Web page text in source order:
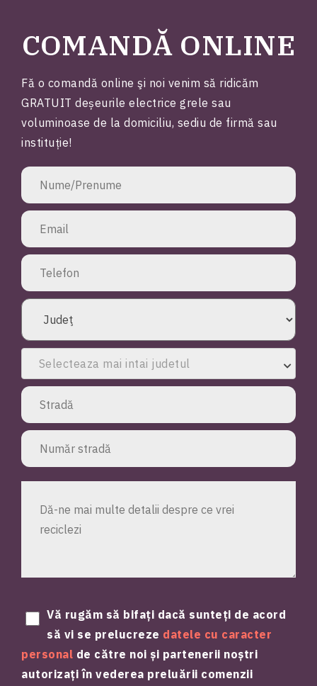
COMANDĂ ONLINE
Fă o comandă online şi noi venim să ridicăm
GRATUIT deșeurile electrice grele sau
voluminoase de la domiciliu, sediu de firmă sau
instituție!
Selecteaza mai intai judetul
Vă rugăm să bifați dacă sunteți de acord
să vi se prelucreze datele cu caracter
personal de către noi și partenerii noștri
autorizați în vederea preluării comenzii